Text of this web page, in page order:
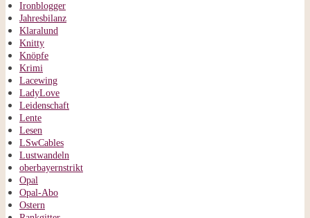
Ironblogger
Jahresbilanz
Klaralund
Knitty
Knöpfe
Krimi
Lacewing
LadyLove
Leidenschaft
Lente
Lesen
LSwCables
Lustwandeln
oberbayernstrikt
Opal
Opal-Abo
Ostern